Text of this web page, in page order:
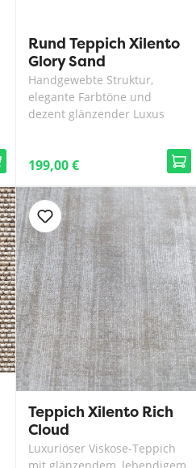
Rund Teppich Xilento
Glory Sand
Handgewebte Struktur,
elegante Farbtöne und
dezent glänzender Luxus
199,00 €
Teppich Xilento Rich
Cloud
Luxuriöser Viskose-Teppich